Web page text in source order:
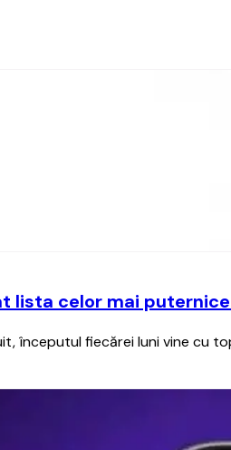
lista celor mai
începutul fiecărei luni vine cu